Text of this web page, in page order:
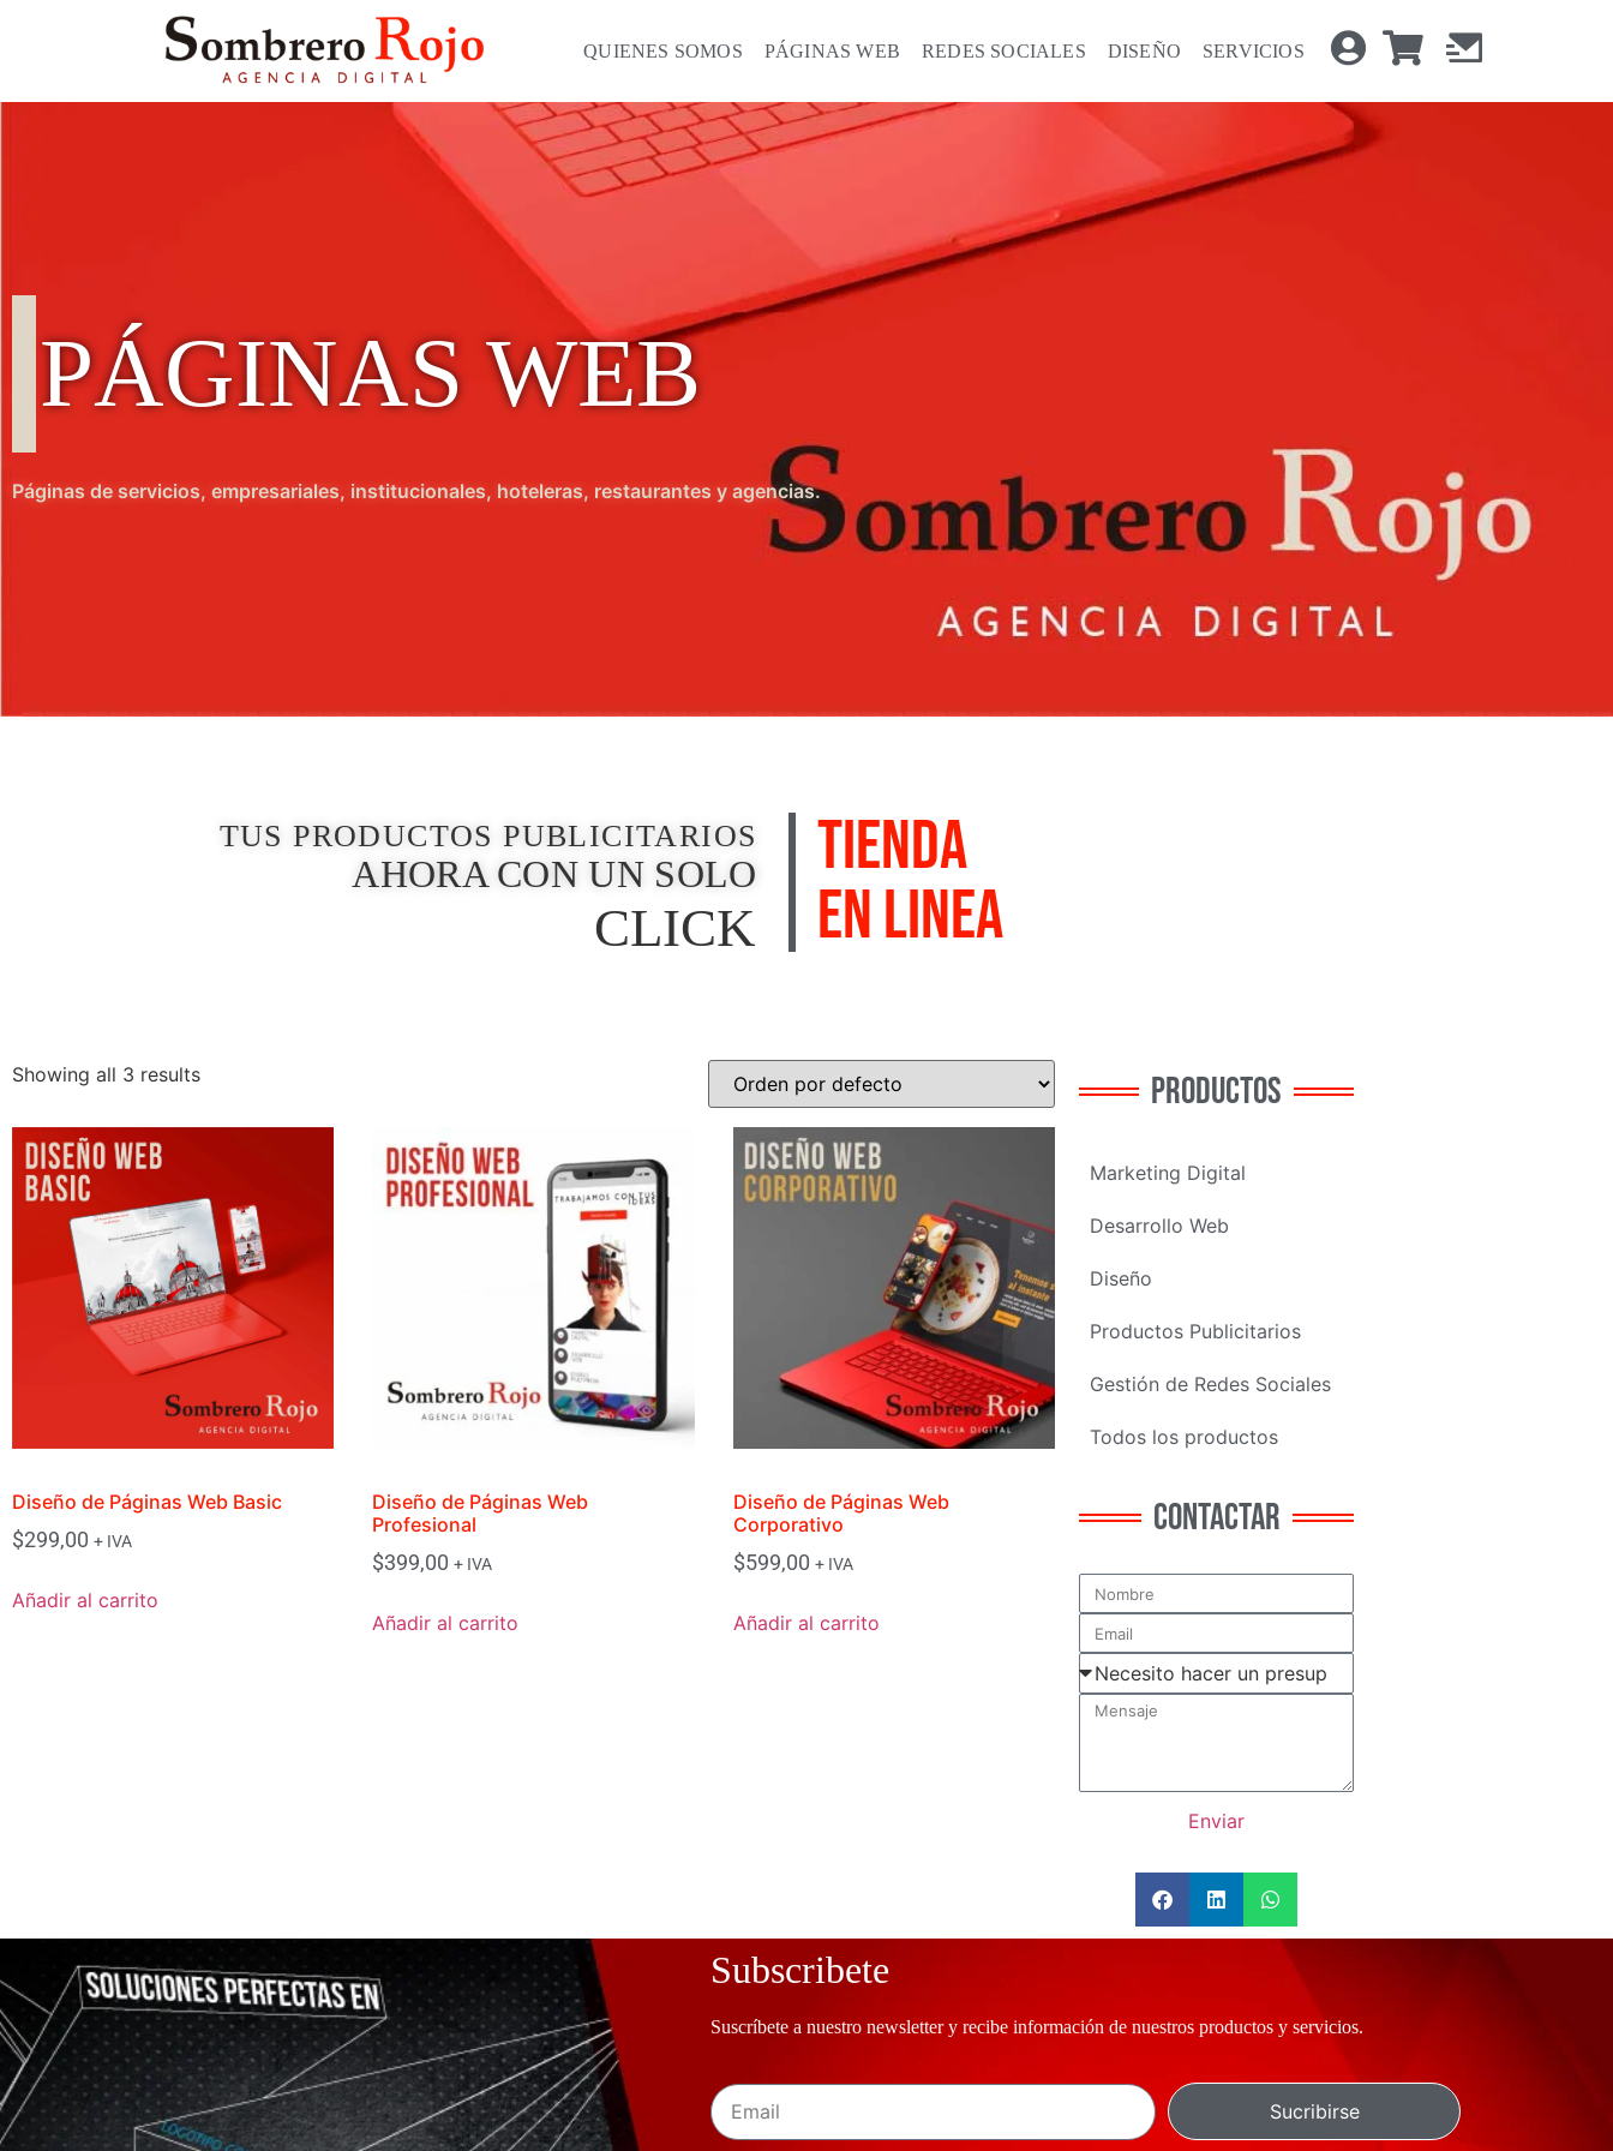
QUIENES SOMOS PÁGINAS WEB REDES SOCIALES DISEÑO SERVICIOS
PÁGINAS WEB
Páginas de servicios, empresariales, institucionales, hoteleras, restaurantes y agencias.
TUS PRODUCTOS PUBLICITARIOS
AHORA CON UN SOLO
CLICK
TIENDA
EN LINEA
Showing all 3 results
Diseño de Páginas Web Basic
$299,00 + IVA
Añadir al carrito
Diseño de Páginas Web
Profesional
$399,00 + IVA
Añadir al carrito
Diseño de Páginas Web
Corporativo
$599,00 + IVA
Añadir al carrito
PRODUCTOS
Marketing Digital
Desarrollo Web
Diseño
Productos Publicitarios
Gestión de Redes Sociales
Todos los productos
CONTACTAR
Enviar
Subscribete
Suscríbete a nuestro newsletter y recibe información de nuestros productos y servicios.
Sucribirse